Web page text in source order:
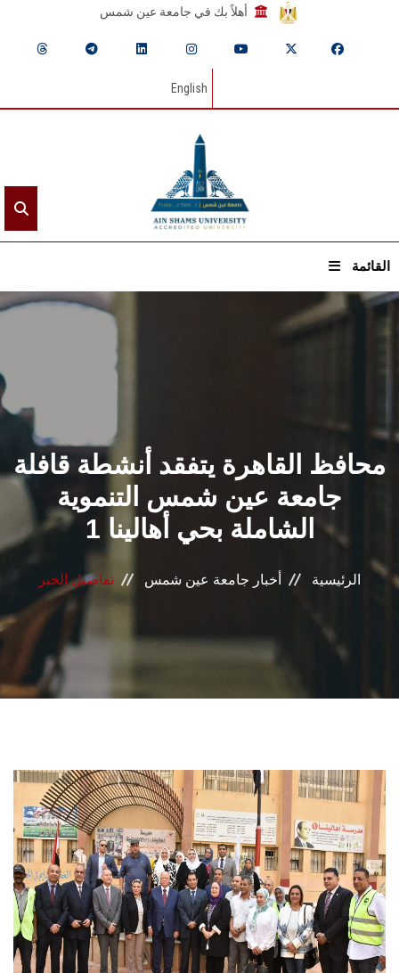
أهلاً بك في جامعة عين شمس
English
القائمة
الرئيسيـة
القطاعـات
الشئون الأكاديمية
البحث العلمي
المراكز والوحدات
الأنظمة الذكية
الطلاب
هيئة التدريس
الدراسات العليا
الخريجين
محافظ القاهرة يتفقد أنشطة قافلة
جامعة عين شمس التنموية
الشاملة بحي أهالينا 1
الرئيسية أخبار جامعة عين شمس تفاصيل الخبر